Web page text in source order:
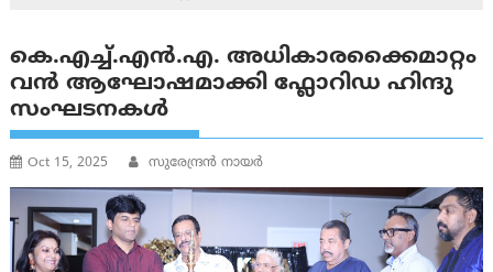
കെ.എച്ച്.എൻ.എ. അധികാരക്കൈമാറ്റം
വൻ ആഘോഷമാക്കി ഫ്ലോറിഡ ഹിന്ദു
സംഘടനകൾ
Oct 15, 2025 സുരേന്ദ്രൻ നായർ